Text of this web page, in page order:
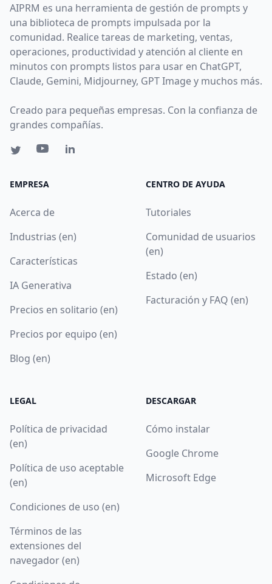
AIPRM es una herramienta de gestión de prompts y
una biblioteca de prompts impulsada por la
comunidad. Realice tareas de marketing, ventas,
operaciones, productividad y atención al cliente en
minutos con prompts listos para usar en ChatGPT,
Claude, Gemini, Midjourney, GPT Image y muchos más.
Creado para pequeñas empresas. Con la confianza de
grandes compañías.
EMPRESA
Acerca de
Industrias (en)
Características
IA Generativa
Precios en solitario (en)
Precios por equipo (en)
Blog (en)
CENTRO DE AYUDA
Tutoriales
Comunidad de usuarios
(en)
Estado (en)
Facturación y FAQ (en)
LEGAL
Política de privacidad
(en)
Política de uso aceptable
(en)
Condiciones de uso (en)
Términos de las
extensiones del
navegador (en)
DESCARGAR
Cómo instalar
Google Chrome
Microsoft Edge